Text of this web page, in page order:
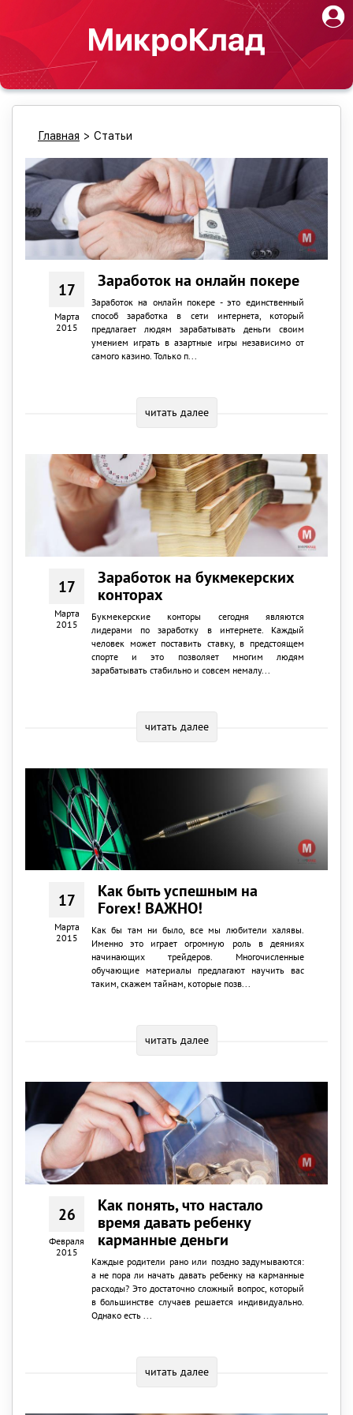
Главная > Статьи
17
Марта
2015
Заработок на онлайн покере
Заработок на онлайн покере - это единственный
способ заработка в сети интернета, который
предлагает людям зарабатывать деньги своим
умением играть в азартные игры независимо от
самого казино. Только п...
читать далее
17
Марта
2015
Заработок на букмекерских
конторах
Букмекерские конторы сегодня являются
лидерами по заработку в интернете. Каждый
человек может поставить ставку, в предстоящем
спорте и это позволяет многим людям
зарабатывать стабильно и совсем немалу...
читать далее
17
Марта
2015
Как быть успешным на
Forex! ВАЖНО!
Как бы там ни было, все мы любители халявы.
Именно это играет огромную роль в деяниях
начинающих трейдеров. Многочисленные
обучающие материалы предлагают научить вас
таким, скажем тайнам, которые позв...
читать далее
26
Февраля
2015
Как понять, что настало
время давать ребенку
карманные деньги
Каждые родители рано или поздно задумываются:
а не пора ли начать давать ребенку на карманные
расходы? Это достаточно сложный вопрос, который
в большинстве случаев решается индивидуально.
Однако есть ...
читать далее